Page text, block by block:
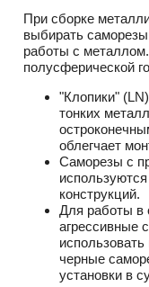
При сборке
выбирать
работы с
полусферической
"Клопики"
тонких
облегчает
Саморезы с
конструкций.
Для работы в
агрессивные
черные
установки в